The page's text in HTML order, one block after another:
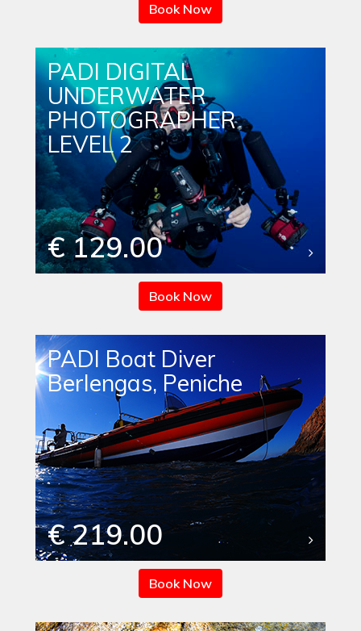
Book Now
PADI DIGITAL
UNDERWATER
PHOTOGRAPHER
LEVEL 2
€ 129.00
Book Now
PADI Boat Diver
Berlengas, Peniche
€ 219.00
Book Now